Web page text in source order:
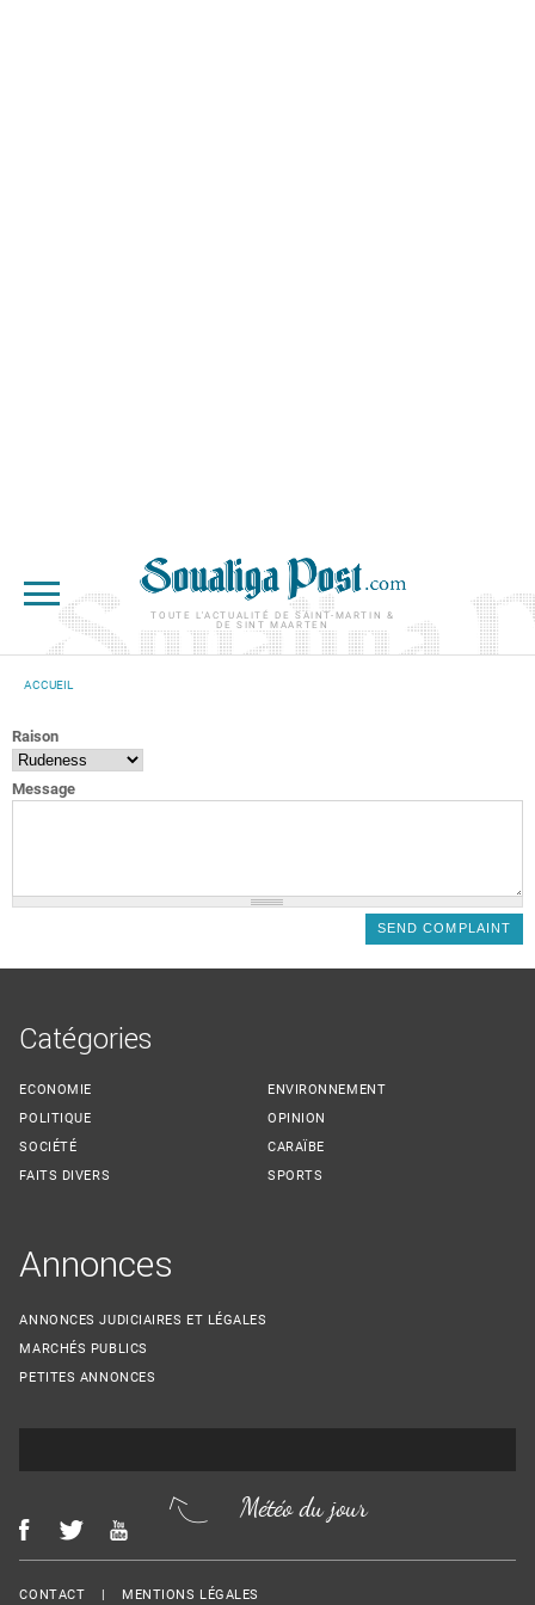
TOUTE L'ACTUALITÉ DE SAINT-MARTIN &
DE SINT MAARTEN
ACCUEIL
Raison
Message
Catégories
ECONOMIE
POLITIQUE
SOCIÉTÉ
FAITS DIVERS
ENVIRONNEMENT
OPINION
CARAÏBE
SPORTS
Annonces
ANNONCES JUDICIAIRES ET LÉGALES
MARCHÉS PUBLICS
PETITES ANNONCES
Météo du jour
Menu Footer
CONTACT MENTIONS LÉGALES